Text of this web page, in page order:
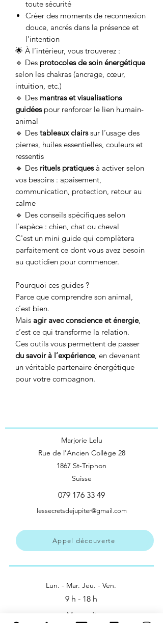
toute sécurité
Créer des moments de reconnexion
douce, ancrés dans la présence et
l’intention
🌟 À l’intérieur, vous trouverez :
🔹 Des protocoles de soin énergétique
selon les chakras (ancrage, cœur,
intuition, etc.)
🔹 Des mantras et visualisations
guidéespour renforcer le lien humain-
animal
🔹 Des tableaux clairssur l’usage des
pierres, huiles essentielles, couleurs et
ressentis
🔹 Des rituels pratiquesà activer selon
vos besoins : apaisement,
communication, protection, retour au
calme
🔹 Des conseils spécifiques selon
l’espèce : chien, chat ou cheval
C'est un mini guide qui complètera
parfaitement ce dont vous avez besoin
au quotidien pour commencer.
Pourquoi ces guides ?
Parce que comprendre son animal,
c’est bien.
Mais agir avec conscience et énergie,
c’est ce qui transforme la relation.
Ces outils vous permettent de passer
du savoir à l’expérience, en devenant
un véritable partenaire énergétique
pour votre compagnon.
Marjorie Lelu
Rue de l'Ancien Collège 28
1867 St-Triphon
Suisse
079 176 33 49
lessecretsdejupiter@gmail.com
Appel découverte
Lun. - Mar. Jeu. - Ven.
9 h - 18 h
Mercredi